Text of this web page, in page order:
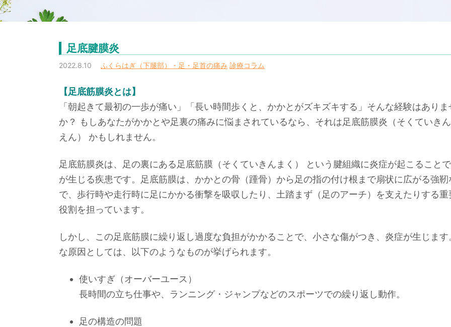
足底腱膜炎
2022.8.10 ふくらはぎ（下腿部）・足・足首の痛み 診療コラム
【足底筋膜炎とは】
「朝起きて最初の一歩が痛い」「長い時間歩くと、かかとがズキズキする」そんな経験はありま
か？ もしあなたがかかとや足裏の痛みに悩まされているなら、それは足底筋膜炎（そくていき
えん） かもしれません。
足底筋膜炎は、足の裏にある足底筋膜（そくていきんまく） という腱組織に炎症が起こること
が生じる疾患です。足底筋膜は、かかとの骨（踵骨）から足の指の付け根まで扇状に広がる強靭
で、歩行時や走行時に足にかかる衝撃を吸収したり、土踏まず（足のアーチ）を支えたりする重
役割を担っています。
しかし、この足底筋膜に繰り返し過度な負担がかかることで、小さな傷がつき、炎症が生じます
な原因としては、以下のようなものが挙げられます。
使いすぎ（オーバーユース）
長時間の立ち仕事や、ランニング・ジャンプなどのスポーツでの繰り返し動作。
足の構造の問題